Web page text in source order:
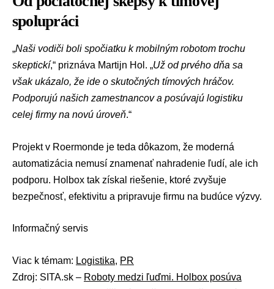
spolupráci
„Naši vodiči boli spočiatku k mobilným robotom trochu
skeptickí,“ priznáva Martijn Hol. „Už od prvého dňa sa
však ukázalo, že ide o skutočných tímových hráčov.
Podporujú našich zamestnancov a posúvajú logistiku
celej firmy na novú úroveň.“
Projekt v Roermonde je teda dôkazom, že moderná
automatizácia nemusí znamenať nahradenie ľudí, ale ich
podporu. Holbox tak získal riešenie, ktoré zvyšuje
bezpečnosť, efektivitu a pripravuje firmu na budúce výzvy.
Informačný servis
Viac k témam: Logistika, PR
Zdroj: SITA.sk – Roboty medzi ľuďmi. Holbox posúva